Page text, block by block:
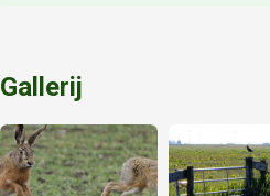
Gallerij